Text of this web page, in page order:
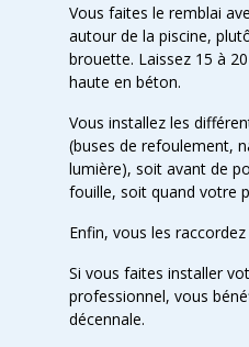
Vous faites le remblai
autour de la piscine,
brouette. Laissez 15 à
haute en béton.
Vous installez les
(buses de refoulement,
lumière), soit avant de
fouille, soit quand votre
Enfin, vous les
Si vous faites installer
professionnel, vous
décennale.